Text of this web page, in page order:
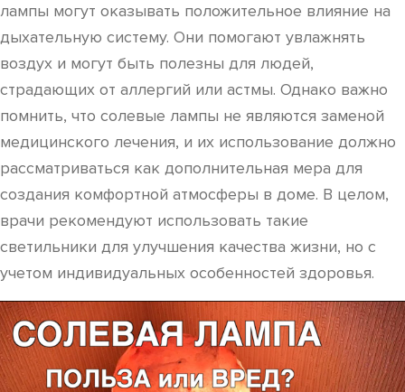
лампы могут оказывать положительное влияние на
дыхательную систему. Они помогают увлажнять
воздух и могут быть полезны для людей,
страдающих от аллергий или астмы. Однако важно
помнить, что солевые лампы не являются заменой
медицинского лечения, и их использование должно
рассматриваться как дополнительная мера для
создания комфортной атмосферы в доме. В целом,
врачи рекомендуют использовать такие
светильники для улучшения качества жизни, но с
учетом индивидуальных особенностей здоровья.